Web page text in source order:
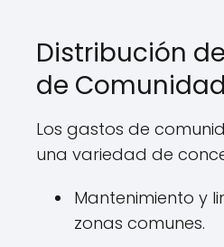
Distribución
de Comunidad
Los gastos de
una variedad de
Mantenimiento y
zonas comunes.